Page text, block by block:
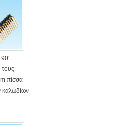
τους
πίσσα
καλωδίων